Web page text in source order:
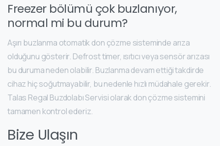
Freezer bölümü çok buzlanıyor,
normal mi bu durum?
Aşırı buzlanma otomatik don çözme sisteminde arıza
olduğunu gösterir. Defrost timer, ısıtıcı veya sensör arızası
bu duruma neden olabilir. Buzlanma devam ettiği takdirde
cihaz hiç soğutmayabilir, bu nedenle hızlı müdahale gerekir.
Talas Regal Buzdolabı Servisi olarak don çözme sistemini
tamamen kontrol ederiz.
Bize Ulaşın